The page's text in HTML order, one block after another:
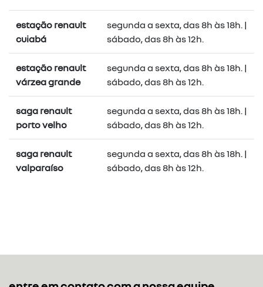
estação renault
cuiabá
segunda a sexta, das 8h às 18h. |
sábado, das 8h às 12h.
estação renault
várzea grande
segunda a sexta, das 8h às 18h. |
sábado, das 8h às 12h.
saga renault
porto velho
segunda a sexta, das 8h às 18h. |
sábado, das 8h às 12h.
saga renault
valparaíso
segunda a sexta, das 8h às 18h. |
sábado, das 8h às 12h.